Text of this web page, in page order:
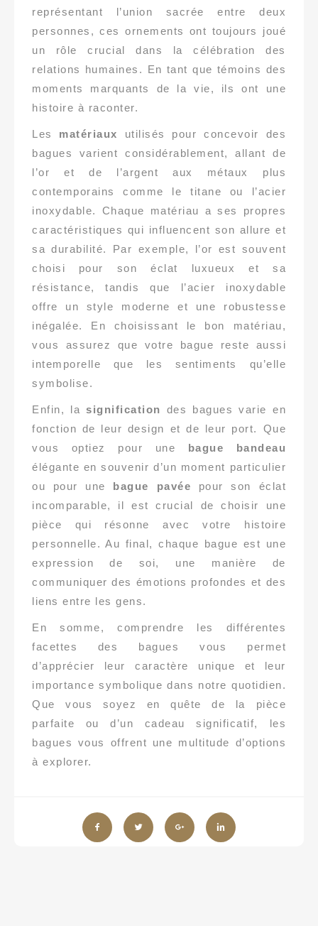
représentant l’union sacrée entre deux
personnes, ces ornements ont toujours joué
un rôle crucial dans la célébration des
relations humaines. En tant que témoins des
moments marquants de la vie, ils ont une
histoire à raconter.
Les matériaux
utilisés pour concevoir des
bagues varient considérablement, allant de
l’or et de l’argent aux métaux plus
contemporains comme le titane ou l’acier
inoxydable. Chaque matériau a ses propres
caractéristiques qui influencent son allure et
sa durabilité. Par exemple, l’or est souvent
choisi pour son éclat luxueux et sa
résistance, tandis que l’acier inoxydable
offre un style moderne et une robustesse
inégalée. En choisissant le bon matériau,
vous assurez que votre bague reste aussi
intemporelle que les sentiments qu’elle
symbolise.
Enfin, lasignification des bagues varie en
fonction de leur design et de leur port. Que
vous optiez pour une bague bandeau
élégante en souvenir d’un moment particulier
ou pour une bague pavée pour son éclat
incomparable, il est crucial de choisir une
pièce qui résonne avec votre histoire
personnelle. Au final, chaque bague est une
expression de soi, une manière de
communiquer des émotions profondes et des
liens entre les gens.
En somme, comprendre les différentes
facettes des bagues vous permet
d’apprécier leur caractère unique et leur
importance symbolique dans notre quotidien.
Que vous soyez en quête de la pièce
parfaite ou d’un cadeau significatif, les
bagues vous offrent une multitude d’options
à explorer.